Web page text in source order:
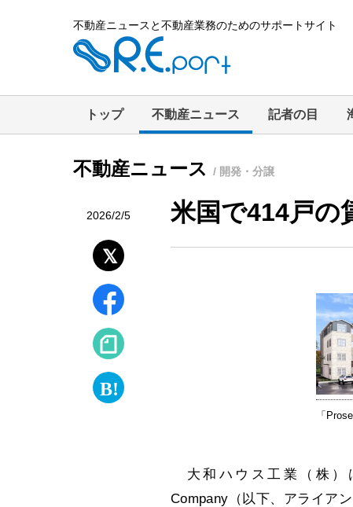
不動産ニュースと不動産業務のためのサポートサイト
トップ 不動産ニュース 記者の目
不動産ニュース / 開発・分譲
2026/2/5 米国で414戸の
「
大和ハウス工業（株）
Company（以下、アライア